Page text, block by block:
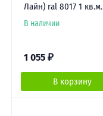
Лайн) ral 8017 1 кв.м.
В наличии
1 055 ₽
В корзину